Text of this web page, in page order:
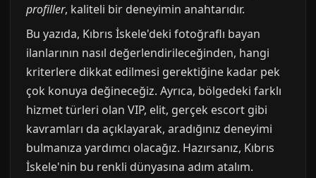
profiller, kaliteli bir deneyimin anahtarıdır.
Bu yazıda, Kıbrıs İskele'deki fotoğraflı bayan
ilanlarının nasıl değerlendirileceğinden, hangi
kriterlere dikkat edilmesi gerektiğine kadar pek
çok konuya değineceğiz. Ayrıca, bölgedeki farklı
hizmet türleri olan VIP, elit, gerçek escort gibi
kavramları da açıklayarak, aradığınız deneyimi
bulmanıza yardımcı olacağız. Hazırsanız, Kıbrıs
İskele'nin bu renkli dünyasına adım atalım.